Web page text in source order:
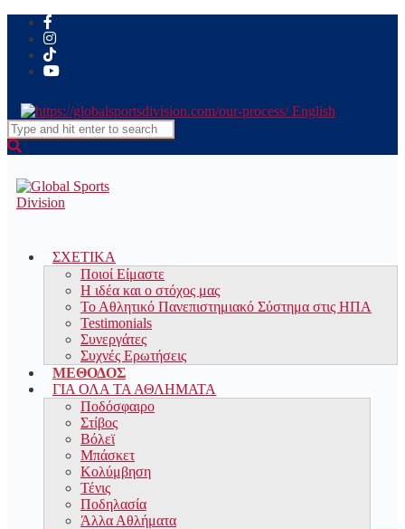
English
Search
for:
ΣΧΕΤΙΚΑ
Ποιοί Είμαστε
Η ιδέα και ο στόχος μας
Το Αθλητικό Πανεπιστημιακό Σύστημα στις ΗΠΑ
Testimonials
Συνεργάτες
Συχνές Ερωτήσεις
ΜΕΘΟΔΟΣ
ΓΙΑ ΟΛΑ ΤΑ ΑΘΛΗΜΑΤΑ
Ποδόσφαιρο
Στίβος
Βόλεϊ
Μπάσκετ
Κολύμβηση
Τένις
Ποδηλασία
Άλλα Αθλήματα